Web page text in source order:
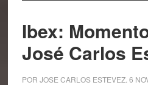
Ibex:
José Carlos
POR JOSE CARLOS ESTEVEZ. 6